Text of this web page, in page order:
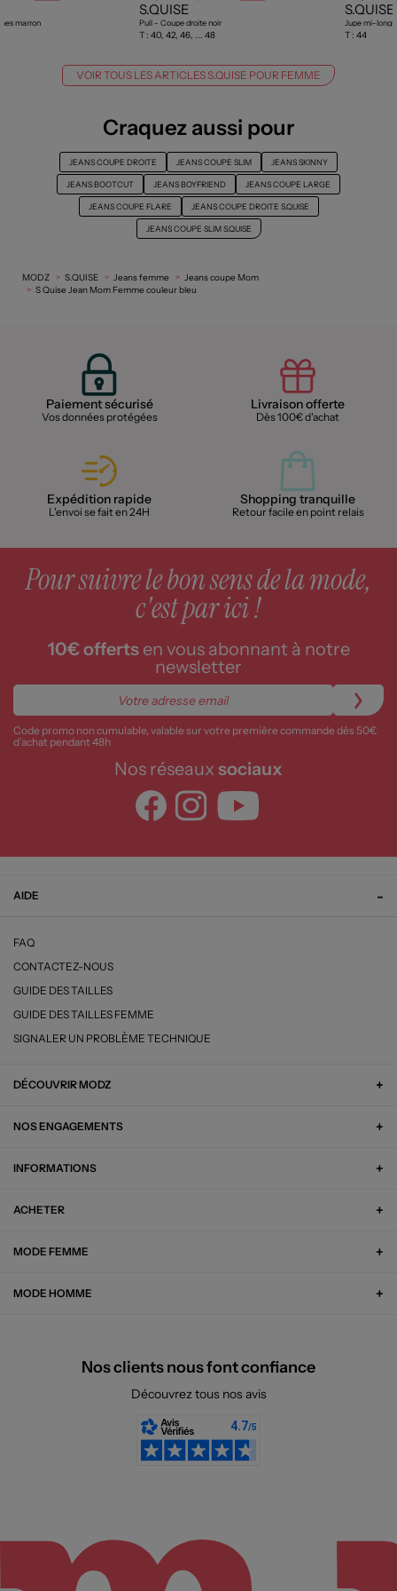
marron
S.QUISE
Pull - Coupe droite noir
T : 40, 42, 46, ... 48
S.QUISE
Jupe mi-
T : 44
VOIR TOUS LES ARTICLES S.QUISE POUR FEMME
Craquez aussi pour
JEANS COUPE DROITE JEANS COUPE SLIM JEANS SKINNY
JEANS BOOTCUT JEANS BOYFRIEND JEANS COUPE LARGE
JEANS COUPE FLARE JEANS COUPE DROITE S.QUISE
JEANS COUPE SLIM S.QUISE
MODZ S.QUISE Jeans femme
Jeans coupe Mom
S Quise Jean Mom Femme couleur bleu
Paiement sécurisé
Vos données protégées
Livraison offerte
Dès 100€ d'achat
Expédition rapide
L'envoi se fait en 24H
Shopping tranquille
Retour facile en point relais
Pour suivre le bon sens de la mode,
c'est par ici !
10€ offertsen vous abonnant à notre
newsletter
Code promo non cumulable, valable sur votre première commande dès 50€
d’achat pendant 48h
Nos réseaux sociaux
AIDE
FAQ
CONTACTEZ-NOUS
GUIDE DES TAILLES
GUIDE DES TAILLES FEMME
SIGNALER UN PROBLÈME TECHNIQUE
DÉCOUVRIR MODZ
NOS ENGAGEMENTS
INFORMATIONS
ACHETER
MODE FEMME
MODE HOMME
Nos clients nous font confiance
Découvrez tous nos avis